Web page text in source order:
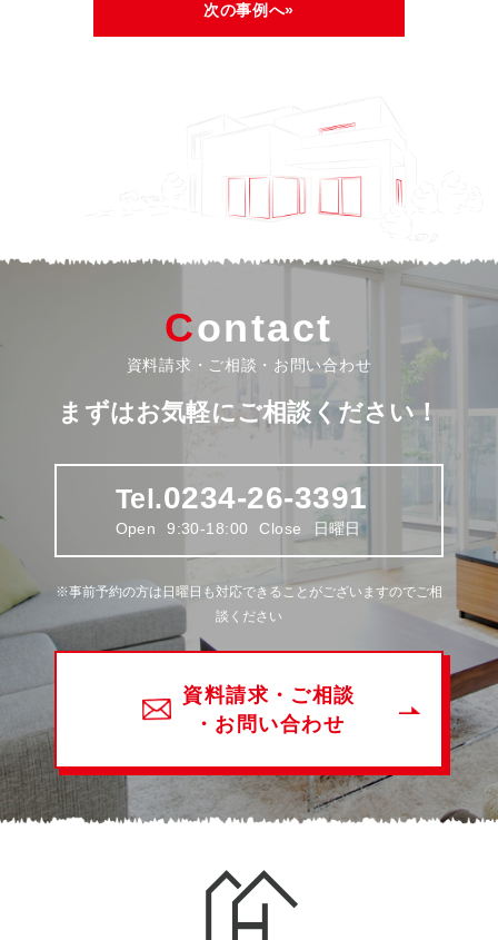
次の事例へ»
Contact
資料請求・ご相談・お問い合わせ
まずはお気軽にご相談ください！
Tel.0234-26-3391
Open 9:30-18:00 Close 日曜日
※事前予約の方は日曜日も対応できることがございますのでご相
談ください
資料請求・ご相談
・お問い合わせ